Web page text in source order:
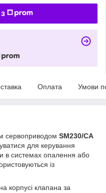
Оплата Умови
сервоприводом SM230/CA
для керування
в системах опалення або
із
корпусі клапана за